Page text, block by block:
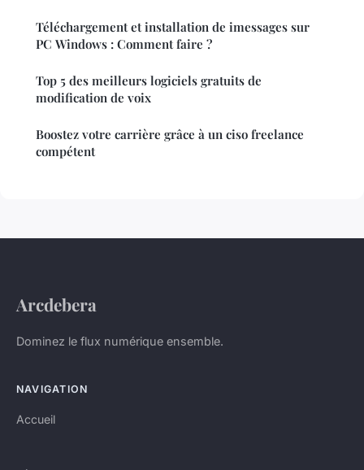
Téléchargement et installation de imessages sur
PC Windows : Comment faire ?
Top 5 des meilleurs logiciels gratuits de
modification de voix
Boostez votre carrière grâce à un ciso freelance
compétent
Arcdebera
Dominez le flux numérique ensemble.
NAVIGATION
Accueil